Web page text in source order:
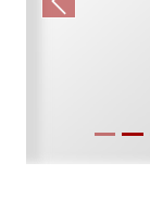
Previous